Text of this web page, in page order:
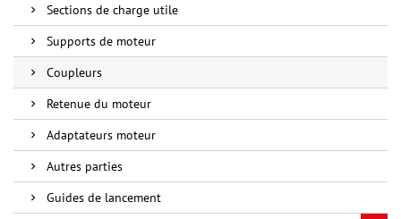
Sections de charge utile
Supports de moteur
Coupleurs
Retenue du moteur
Adaptateurs moteur
Autres parties
Guides de lancement